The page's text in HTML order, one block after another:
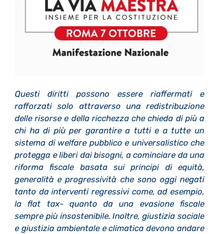
Questi diritti possono essere riaffermati e
rafforzati solo attraverso una redistribuzione
delle risorse e della ricchezza che chieda di più a
chi ha di più per garantire a tutti e a tutte un
sistema di welfare pubblico e universalistico che
protegga e liberi dai bisogni, a cominciare da una
riforma fiscale basata sui principi di equità,
generalità e progressività che sono oggi negati
tanto da interventi regressivi come, ad esempio,
la flat tax- quanto da una evasione fiscale
sempre più insostenibile. Inoltre, giustizia sociale
e giustizia ambientale e climatica devono andare